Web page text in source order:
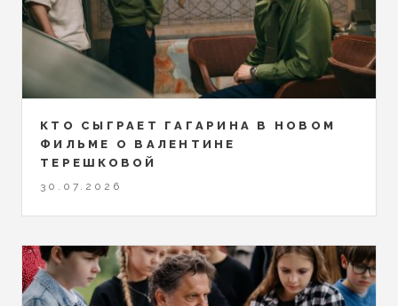
КТО СЫГРАЕТ ГАГАРИНА В НОВОМ
ФИЛЬМЕ О ВАЛЕНТИНЕ
ТЕРЕШКОВОЙ
30.07.2026